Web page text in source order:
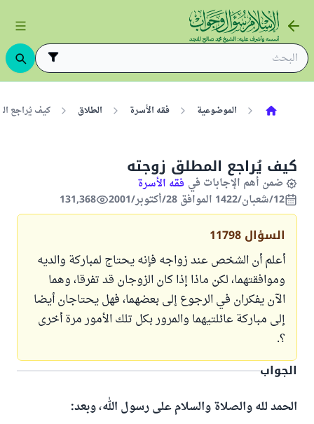
الموضوعية فقه الأسرة الطلاق كيف يُراجع
كيف يُراجع المطلق زوجته
ضمن أهم الإجابات في فقه الأسرة
12/شعبان/1422 الموافق 28/أكتوبر/2001
131,368
السؤال 11798
أعلم أن الشخص عند زواجه فإنه يحتاج لمباركة والديه
وموافقتهما، لكن ماذا إذا كان الزوجان قد تفرقا، وهما
الآن يفكران في الرجوع إلى بعضهما، فهل يحتاجان أيضا
إلى مباركة عائلتيهما والمرور بكل تلك الأمور مرة أخرى
؟.
الجواب
الحمد لله والصلاة والسلام على رسول الله، وبعد: